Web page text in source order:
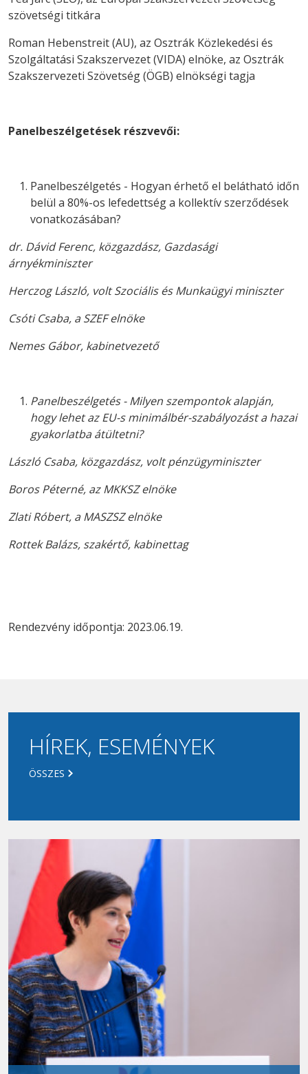
szövetségi titkára
Roman Hebenstreit (AU), az Osztrák Közlekedési és
Szolgáltatási Szakszervezet (VIDA) elnöke, az Osztrák
Szakszervezeti Szövetség (ÖGB) elnökségi tagja
Panelbeszélgetések részvevői:
Panelbeszélgetés - Hogyan érhető el belátható időn
belül a 80%-os lefedettség a kollektív szerződések
vonatkozásában?
dr. Dávid Ferenc, közgazdász, Gazdasági
árnyékminiszter
Herczog László, volt Szociális és Munkaügyi miniszter
Csóti Csaba, a SZEF elnöke
Nemes Gábor, kabinetvezető
Panelbeszélgetés - Milyen szempontok alapján,
hogy lehet az EU-s minimálbér-szabályozást a hazai
gyakorlatba átültetni?
László Csaba, közgazdász, volt pénzügyminiszter
Boros Péterné, az MKKSZ elnöke
Zlati Róbert, a MASZSZ elnöke
Rottek Balázs, szakértő, kabinettag
Rendezvény időpontja: 2023.06.19.
HÍREK, ESEMÉNYEK
ÖSSZES